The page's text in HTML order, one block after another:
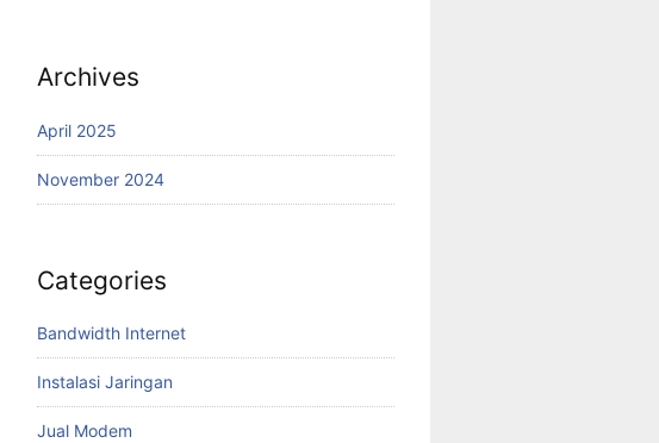
Archives
April 2025
November 2024
Categories
Bandwidth Internet
Instalasi Jaringan
Jual Modem